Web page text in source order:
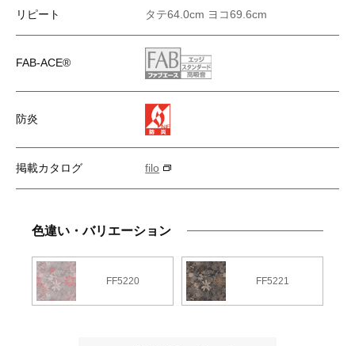
リピート タテ64.0cm ヨコ69.6cm
FAB-ACE®
防炎
掲載カタログ filo
色違い・バリエーション
FF5220 FF5221